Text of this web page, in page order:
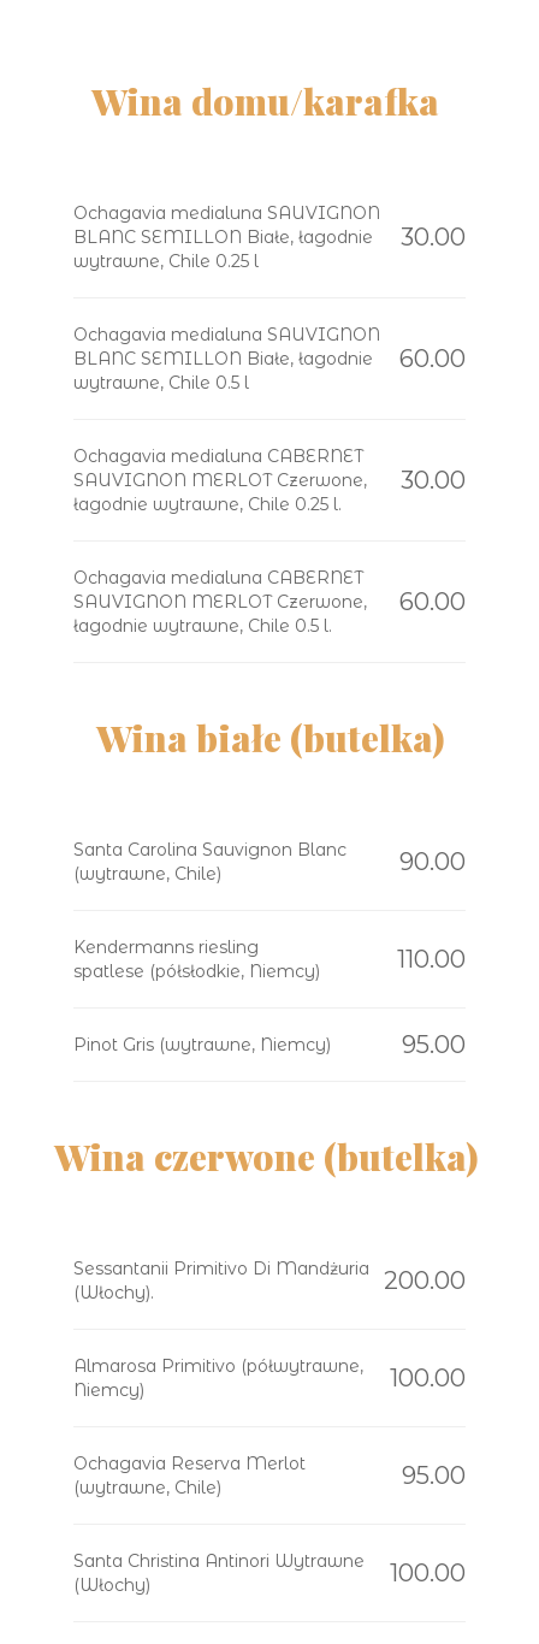
Wina domu/karafka
Ochagavia medialuna SAUVIGNON
BLANC SEMILLON Białe, łagodnie
wytrawne, Chile 0.25 l
30.00
Ochagavia medialuna SAUVIGNON
BLANC SEMILLON Białe, łagodnie
wytrawne, Chile 0.5 l
60.00
Ochagavia medialuna CABERNET
SAUVIGNON MERLOT Czerwone,
łagodnie wytrawne, Chile 0.25 l.
30.00
Ochagavia medialuna CABERNET
SAUVIGNON MERLOT Czerwone,
łagodnie wytrawne, Chile 0.5 l.
60.00
Wina białe (butelka)
Santa Carolina Sauvignon Blanc
(wytrawne, Chile)
90.00
Kendermanns riesling
spatlese (półsłodkie, Niemcy)
110.00
Pinot Gris (wytrawne, Niemcy) 95.00
Wina czerwone (butelka)
Sessantanii Primitivo Di Mandżuria
(Włochy).
200.00
Almarosa Primitivo (półwytrawne,
Niemcy)
100.00
Ochagavia Reserva Merlot
(wytrawne, Chile)
95.00
Santa Christina Antinori Wytrawne
(Włochy)
100.00